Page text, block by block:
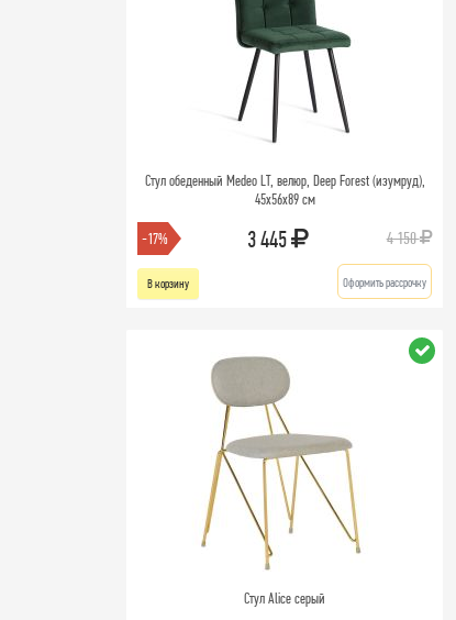
Стул обеденный Medeo LT, велюр, Deep Forest (изумруд),
45х56х89 см
-17% 3 445 4 150
В корзину Оформить рассрочку
Стул Alice серый